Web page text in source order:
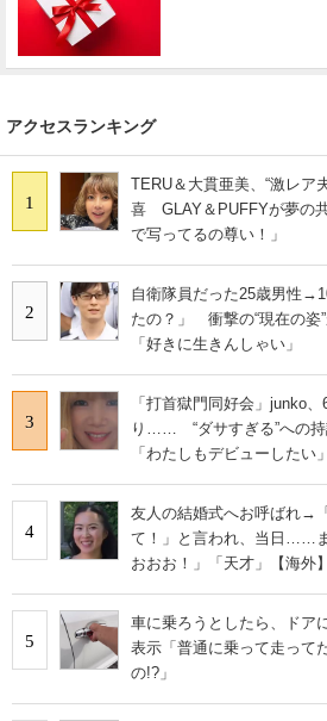
アクセスランキング
1
TERU＆大貫亜美、“激レア
喜 GLAY＆PUFFYが夢の
で写ってるの尊い！」
2
自衛隊員だった25歳男性
たの？」 衝撃の“現在の姿
「好きに生きんしゃい」
3
「打首獄門同好会」junko
り…… “ダサすぎる”への持
「わたしもデビューしたい」
4
友人の結婚式へお呼ばれ→
て！」と言われ、当日……
おおお！」「天才」【海外】
5
車に乗ろうとしたら、ド
表示「普通に乗って走って
の!?」